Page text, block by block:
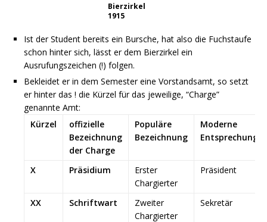
Bierzirkel
1915
Ist der Student bereits ein Bursche, hat also die Fuchstaufe
schon hinter sich, lässt er dem Bierzirkel ein
Ausrufungszeichen (!) folgen.
Bekleidet er in dem Semester eine Vorstandsamt, so setzt
er hinter das ! die Kürzel für das jeweilige, “Charge”
genannte Amt:
Kürzel
offizielle
Bezeichnung
der Charge
Populäre
Bezeichnung
Moderne
Entsprechung
X Präsidium
Erster
Chargierter
Präsident
XX Schriftwart
Zweiter
Chargierter
Sekretär